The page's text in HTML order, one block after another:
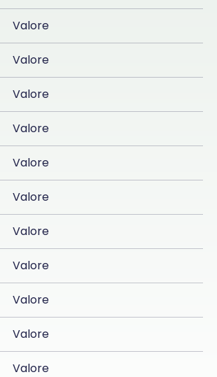
Valore
Valore
Valore
Valore
Valore
Valore
Valore
Valore
Valore
Valore
Valore